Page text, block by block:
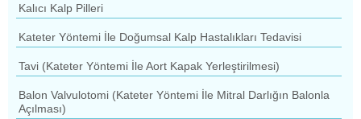
Kalıcı Kalp Pilleri
Kateter Yöntemi İle Doğumsal Kalp Hastalıkları Tedavisi
Tavi (Kateter Yöntemi İle Aort Kapak Yerleştirilmesi)
Balon Valvulotomi (Kateter Yöntemi İle Mitral Darlığın Balonla
Açılması)